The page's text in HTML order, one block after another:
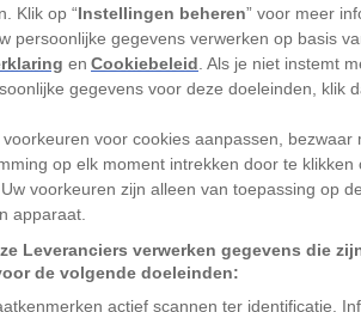
er op het internet
die onder depiramiden van Giza
geleid door de
dr.Corrado Malangaen voormalig
onder de piramide van
oude structuur te hebben ontdekt
Malanga en Biondi
Klik op “Instellingen beheren” voor meer
persoonlijke gegevens verwerken op basis
enCookiebeleid . Als je niet instemt
gegevens voor deze doeleinden, klik
voorkeuren voor cookies aanpassen,
op elk moment intrekken door te
voorkeuren zijn alleen van toepassing op
apparaat.
Leveranciers verwerken gegevens die
de volgende doeleinden:
actief scannen ter identificatie.